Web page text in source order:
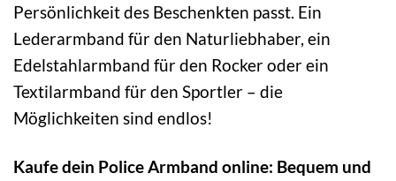
Persönlichkeit des Beschenkten passt. Ein
Lederarmband für den Naturliebhaber, ein
Edelstahlarmband für den Rocker oder ein
Textilarmband für den Sportler – die
Möglichkeiten sind endlos!
Kaufe dein Police Armband online: Bequem und